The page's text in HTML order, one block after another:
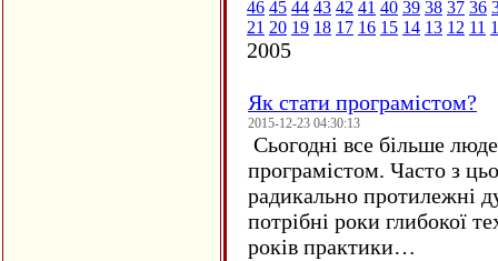
46 45 44 43 42 41 40 39 38 37 36
21 20 19 18 17 16 15 14 13 12 11
2005
Як стати програмістом?
2015-12-23 04:30:13
Сьогодні все більше
програмістом. Часто з
радикально протилежні
потрібні роки глибокої
років практики…